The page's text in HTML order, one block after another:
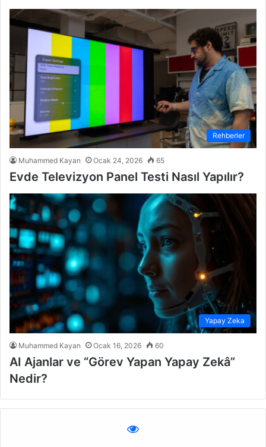
Rehberler
Muhammed Kayan Ocak 24, 2026 65
Evde Televizyon Panel Testi Nasıl Yapılır?
Yapay Zeka
Muhammed Kayan Ocak 16, 2026 60
AI Ajanlar ve “Görev Yapan Yapay Zekâ”
Nedir?